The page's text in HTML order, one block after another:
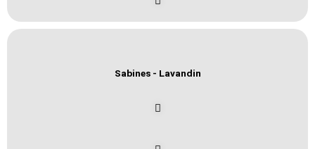
Sabines - Lavandin